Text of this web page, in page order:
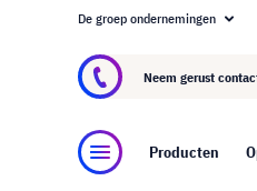
Over visunext.nl
De groep ondernemingen
Neem gerust
Producten